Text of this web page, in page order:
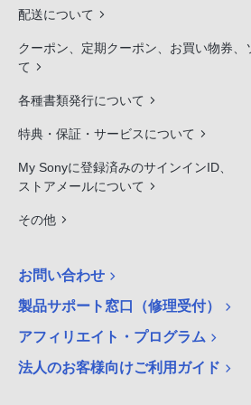
配送について
クーポン、定期クーポン、お買い物券、
て
各種書類発行について
特典・保証・サービスについて
My Sonyに登録済みのサインインID、
ストアメールについて
その他
お問い合わせ
製品サポート窓口（修理受付）
アフィリエイト・プログラム
法人のお客様向けご利用ガイド